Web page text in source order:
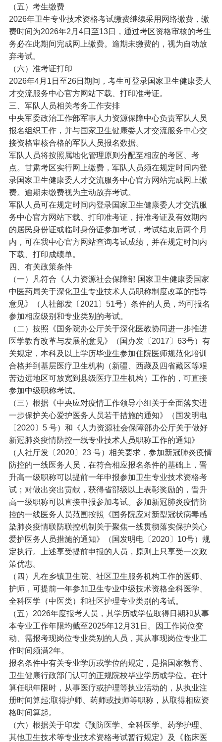
（五）考生缴费
2026年卫生专业技术资格考试缴费继续采用网络缴费，缴
费时间为2026年2月4日至13日，通过考区资格审核的考生
务必在此期间完成网上缴费。逾期未缴费的，视为自动放
弃考试。
（六）准考证打印
2026年4月1日至26日期间，考生可登录国家卫生健康委人
才交流服务中心官方网站下载、打印准考证。
三、军队人员相关考务工作安排
中央军委政治工作部军事人力资源保障中心负责军队人员
报名组织工作，并与国家卫生健康委人才交流服务中心交
接资格审核合格的军队人员报名数据。
军队人员将按照属地化管理原则分配至相应的考区、考
点。甘肃考区实行网上缴费，军队人员须在规定时间内登
录国家卫生健康委人才交流服务中心官方网站完成网上缴
费。逾期未缴费视为主动放弃考试。
军队人员可在规定时间内登录国家卫生健康委人才交流服
务中心官方网站下载、打印准考证，持准考证及有效期内
的居民身份证或临时身份证参加考试，考试结束后两个月
内，可在我中心官方网站查询考试成绩，并在规定时间内
下载、打印成绩单。
四、有关政策条件
（一）凡符合《人力资源社会保障部 国家卫生健康委国家
中医药局关于深化卫生专业技术人员职称制度改革的指导
意见》（人社部发〔2021〕51号）条件的人员，均可报名
参加相应级别和专业类别的考试。
（二）按照《国务院办公厅关于深化医教协同进一步推进
医学教育改革与发展的意见》（国办发〔2017〕63号）有
关规定，本科及以上学历毕业生参加住院医师规范化培训
合格并到基层医疗卫生机构（新疆、西藏及四省藏区等艰
苦边远地区可放宽到县级医疗卫生机构）工作的，可直接
参加中级职称考试。
（三）根据《中央应对疫情工作领导小组关于全面落实进
一步保护关心爱护医务人员若干措施的通知》（国发明电
〔2020〕5 号）和《人力资源社会保障部办公厅关于做好
新冠肺炎疫情防控一线专业技术人员职称工作的通知》
（人社厅发〔2020〕23 号）相关要求，参加新冠肺炎疫情
防控的一线医务人员，在符合相应报名条件的基础上，晋
升高一级职称可以提前一年申报参加卫生专业技术资格考
试；对做出突出贡献，获得省部级以上表彰奖励的，晋升
高一级职称可以直接申报参加考试。参加新冠肺炎疫情防
控的一线医务人员范围按照《国务院应对新型冠状病毒感
染肺炎疫情联防联控机制关于聚焦一线贯彻落实保护关心
爱护医务人员措施的通知》（国发明电〔2020〕10号）规
定执行。上述享受提前申报的人员，原则上只享受一次政
策优惠。
（四）凡在乡镇卫生院、社区卫生服务机构工作的医师、
护师，可提前一年参加卫生专业中级技术资格全科医学、
全科医学（中医类）和社区护理专业类别的考试。
（五）2026年度报考人员，其学历或学位取得日期和从事
本专业工作年限均截至2025年12月31日。因工作岗位变
动、需报考现岗位专业类别的人员，其从事现岗位专业工
作时间须满2年。
报名条件中有关专业学历或学位的规定，是指国家教育、
卫生健康行政部门认可的正规院校毕业学历或学位。在计
算任职年限时，从事医疗或护理等执业活动的，从执业注
册时间算起;取得护师、药师或技师等职称，从取得相应资
格时间算起。
（六）根据关于印发《预防医学、全科医学、药学护理、
其他卫生技术等专业技术资格考试暂行规定》及《临床医